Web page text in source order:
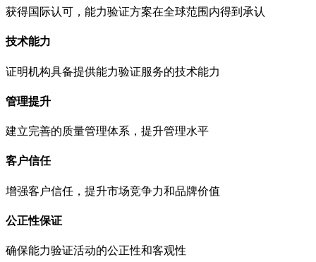
获得国际认可，能力验证方案在全球范围内得到承认
技术能力
证明机构具备提供能力验证服务的技术能力
管理提升
建立完善的质量管理体系，提升管理水平
客户信任
增强客户信任，提升市场竞争力和品牌价值
公正性保证
确保能力验证活动的公正性和客观性